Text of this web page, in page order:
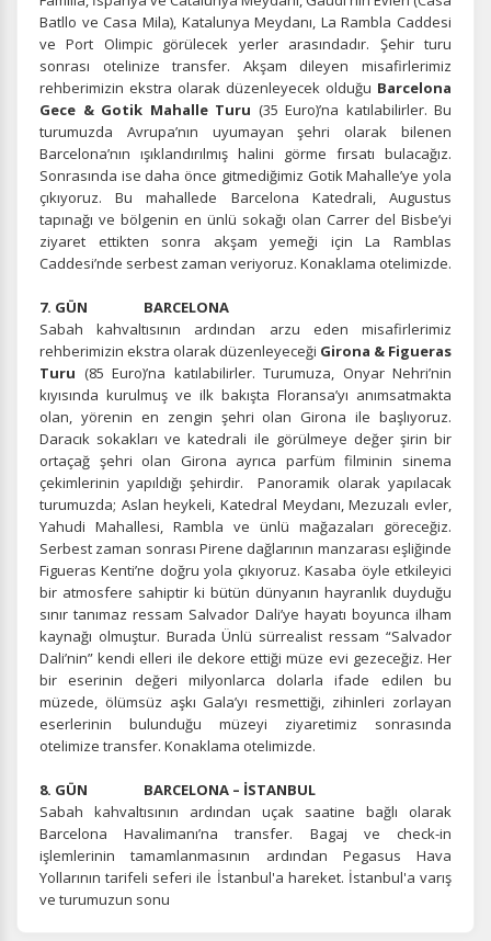
İstatistik Çerezleri
Ziyaretçilerin siteyi nasıl kullandığını anonim olarak
ölçeriz. Hangi sayfaların popüler olduğunu ve
kullanıcıların nerede zorluk yaşadığını anlamamıza
yardımcı olur.
Pazarlama Çerezleri
Size ve ilgi alanlarınıza uygun reklamlar göstermek için
edersiniz, ancak daha az alakalı olabilirler.
Tercihleri Kaydet
Batllo ve Casa Mila), Katalunya Meydanı, La Rambla Caddesi
ve Port Olimpic görülecek yerler arasındadır. Şehir turu
sonrası otelinize transfer. Akşam dileyen misafirlerimiz
rehberimizin ekstra olarak düzenleyecek olduğu Barcelona
Gece & Gotik Mahalle Turu (35 Euro)’na katılabilirler. Bu
turumuzda Avrupa’nın uyumayan şehri olarak bilenen
Barcelona’nın ışıklandırılmış halini görme fırsatı bulacağız.
Sonrasında ise daha önce gitmediğimiz Gotik Mahalle’ye yola
çıkıyoruz. Bu mahallede Barcelona Katedrali, Augustus
tapınağı ve bölgenin en ünlü sokağı olan Carrer del Bisbe’yi
ziyaret ettikten sonra akşam yemeği için La Ramblas
Caddesi’nde serbest zaman veriyoruz. Konaklama otelimizde.
7. GÜN BARCELONA
Sabah kahvaltısının ardından arzu eden misafirlerimiz
rehberimizin ekstra olarak düzenleyeceği Girona & Figueras
Turu (85 Euro)’na katılabilirler. Turumuza, Onyar Nehri’nin
kıyısında kurulmuş ve ilk bakışta Floransa’yı anımsatmakta
olan, yörenin en zengin şehri olan Girona ile başlıyoruz.
Daracık sokakları ve katedrali ile görülmeye değer şirin bir
ortaçağ şehri olan Girona ayrıca parfüm filminin sinema
çekimlerinin yapıldığı şehirdir. Panoramik olarak yapılacak
turumuzda; Aslan heykeli, Katedral Meydanı, Mezuzalı evler,
Yahudi Mahallesi, Rambla ve ünlü mağazaları göreceğiz.
Serbest zaman sonrası Pirene dağlarının manzarası eşliğinde
Figueras Kenti’ne doğru yola çıkıyoruz. Kasaba öyle etkileyici
bir atmosfere sahiptir ki bütün dünyanın hayranlık duyduğu
sınır tanımaz ressam Salvador Dali’ye hayatı boyunca ilham
kaynağı olmuştur. Burada Ünlü sürrealist ressam “Salvador
Dali’nin” kendi elleri ile dekore ettiği müze evi gezeceğiz. Her
bir eserinin değeri milyonlarca dolarla ifade edilen bu
müzede, ölümsüz aşkı Gala’yı resmettiği, zihinleri zorlayan
eserlerinin bulunduğu müzeyi ziyaretimiz sonrasında
otelimize transfer. Konaklama otelimizde.
8. GÜN BARCELONA – İSTANBUL
Sabah kahvaltısının ardından uçak saatine bağlı olarak
Barcelona Havalimanı’na transfer. Bagaj ve check-in
işlemlerinin tamamlanmasının ardından Pegasus Hava
Yollarının tarifeli seferi ile İstanbul'a hareket. İstanbul'a varış
ve turumuzun sonu